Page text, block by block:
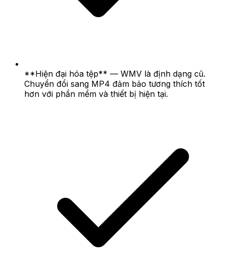
**Hiện đại hóa tệp** — WMV là định dạng cũ.
Chuyển đổi sang MP4 đảm bảo tương thích tốt
hơn với phần mềm và thiết bị hiện tại.